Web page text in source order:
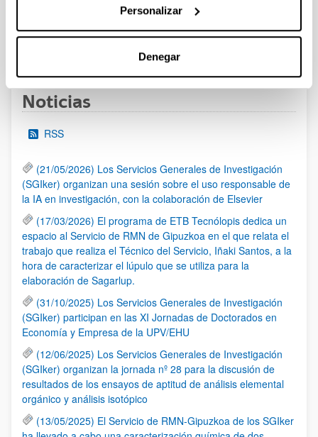
Personalizar
Denegar
Páginas intermedias Use TAB para
PáginaPáginaPágina
Noticias
RSS
(21/05/2026) Los Servicios Generales de Investigación
(SGIker) organizan una sesión sobre el uso responsable de
la IA en investigación, con la colaboración de Elsevier
(17/03/2026) El programa de ETB Tecnólopis dedica un
espacio al Servicio de RMN de Gipuzkoa en el que relata el
trabajo que realiza el Técnico del Servicio, Iñaki Santos, a la
hora de caracterizar el lúpulo que se utiliza para la
elaboración de Sagarlup.
(31/10/2025) Los Servicios Generales de Investigación
(SGIker) participan en las XI Jornadas de Doctorados en
Economía y Empresa de la UPV/EHU
(12/06/2025) Los Servicios Generales de Investigación
(SGIker) organizan la jornada nº 28 para la discusión de
resultados de los ensayos de aptitud de análisis elemental
orgánico y análisis isotópico
(13/05/2025) El Servicio de RMN-Gipuzkoa de los SGIker